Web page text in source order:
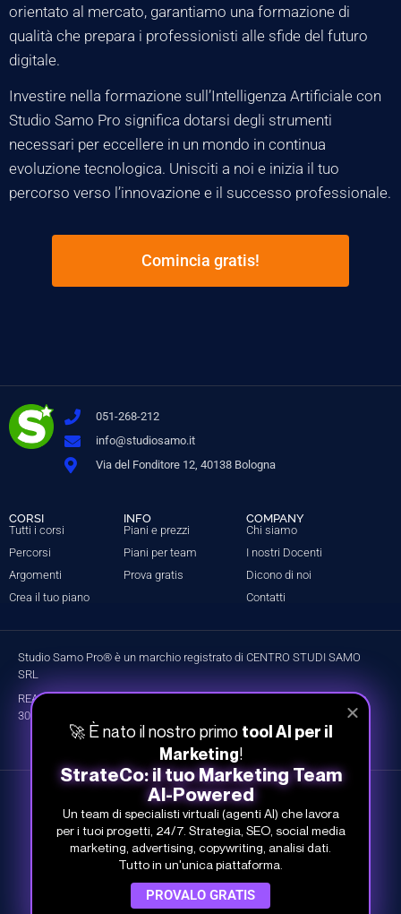
orientato al mercato, garantiamo una formazione di
qualità che prepara i professionisti alle sfide del futuro
digitale.
Investire nella formazione sull’Intelligenza Artificiale con
Studio Samo Pro significa dotarsi degli strumenti
necessari per eccellere in un mondo in continua
evoluzione tecnologica. Unisciti a noi e inizia il tuo
percorso verso l’innovazione e il successo professionale.
Comincia gratis!
051-268-212
info@studiosamo.it
Via del Fonditore 12, 40138 Bologna
CORSI
Tutti i corsi
Percorsi
Argomenti
Crea il tuo piano
INFO
Piani e prezzi
Piani per team
Prova gratis
COMPANY
Chi siamo
I nostri Docenti
Dicono di noi
Contatti
Studio Samo Pro® è un marchio registrato di CENTRO STUDI SAMO
SRL
REA-CCIAA BO 504674 – P.IVA e C.F.: 03259561201 – Capitale Sociale
30.000,00 € i.v.
Studio Samo- Tutti i diritti riservati
Privacy Policy
Cookie Policy
🚀 È nato il nostro primo tool AI per il
Marketing!
StrateCo: il tuo Marketing Team
AI-Powered
Un team di specialisti virtuali (agenti AI) che lavora
per i tuoi progetti, 24/7. Strategia, SEO, social media
marketing, advertising, copywriting, analisi dati.
Tutto in un'unica piattaforma.
PROVALO GRATIS